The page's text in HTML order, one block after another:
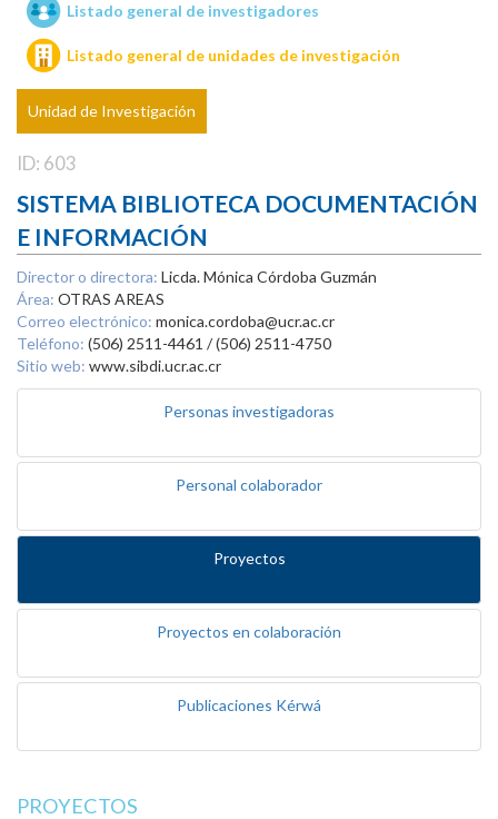
Unidades de investigación
Listado general de investigadores
Listado general de unidades de investigación
Unidad de Investigación
ID: 603
SISTEMA BIBLIOTECA DOCUMENTACIÓN
E INFORMACIÓN
Director o directora: Licda. Mónica Córdoba Guzmán
Área: OTRAS AREAS
Correo electrónico: monica.cordoba@ucr.ac.cr
Teléfono: (506) 2511-4461 / (506) 2511-4750
Sitio web: www.sibdi.ucr.ac.cr
Personas investigadoras
Personal colaborador
Proyectos
Proyectos en colaboración
Publicaciones Kérwá
PROYECTOS